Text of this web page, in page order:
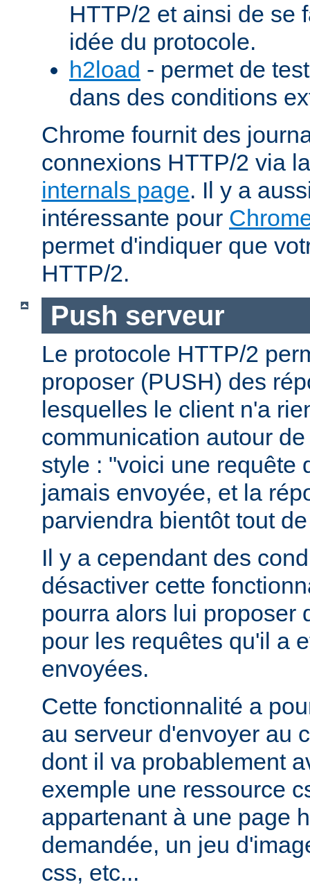
HTTP/2 et ainsi de se
idée du protocole.
h2load - permet de
dans des conditions
Chrome fournit des
connexions HTTP/2 via
internals page. Il y a
intéressante pour
permet d'indiquer que
HTTP/2.
Push serveur
Le protocole HTTP/2
proposer (PUSH) des
lesquelles le client n'a
communication autour
style : "voici une requête
jamais envoyée, et la
parviendra bientôt tout
Il y a cependant des
désactiver cette
pourra alors lui proposer
pour les requêtes qu'il a
envoyées.
Cette fonctionnalité a
au serveur d'envoyer au
dont il va probablement
exemple une ressource
appartenant à une page
demandée, un jeu
css, etc...